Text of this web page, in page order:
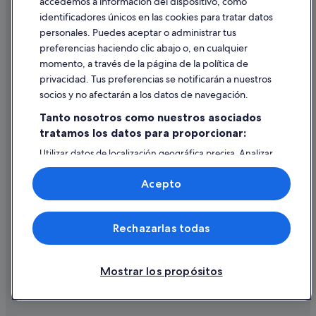
Ayuda
Cancelar un vuelo
Cancelar una reserva de hotel o de un alquiler vacacional
Utilizar un cupón de Expedia
Documentos para viajes internacionales
© 2026 Expedia, Inc., una empresa de Expedia Group. Todos los
derechos reservados. Expedia y el logotipo de Expedia son marcas
comerciales o marcas comerciales registradas de Expedia, Inc.
identificadores únicos en las cookies para tratar datos
personales. Puedes aceptar o administrar tus
preferencias haciendo clic abajo o, en cualquier
momento, a través de la página de la política de
privacidad. Tus preferencias se notificarán a nuestros
socios y no afectarán a los datos de navegación.
Tanto nosotros como nuestros asociados
tratamos los datos para proporcionar:
Utilizar datos de localización geográfica precisa. Analizar
activamente las características del dispositivo para su
identificación. Almacenar la información en un dispositivo
y/o acceder a ella. Publicidad y contenido personalizados,
medición de publicidad y contenido, investigación de
audiencia y desarrollo de servicios.
Lista de asociados (proveedores)
Mostrar los propósitos
Rechazarlas todas
Acepto